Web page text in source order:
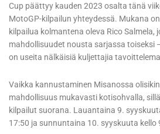
Cup päättyy kauden 2023 osalta tänä
MotoGP-kilpailun yhteydessä. Mukana
kilpailua kolmantena oleva Rico Salmela,
mahdollisuudet nousta sarjassa toiseksi
on useita nälkäisiä kuljettajia
Vaikka kannustaminen Misanossa
mahdollisuus mukavasti kotisohvalla,
kilpailut suorana. Lauantaina 9.
17:50 ja sunnuntaina 10. syyskuuta kello